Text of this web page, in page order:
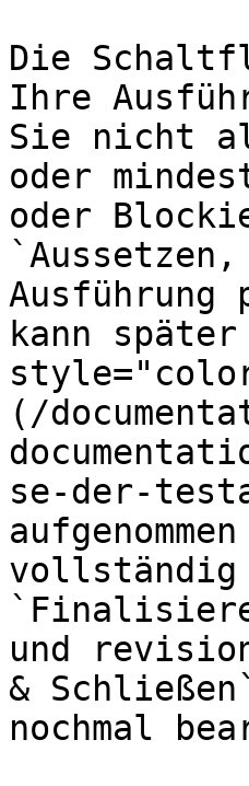
Die
Ihre
Sie nicht
oder
oder
Ausführung
kann
(/
se-der-
vollständig
und
&
nochmal